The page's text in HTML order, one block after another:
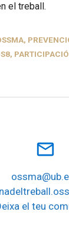
el treball.
,
,
mail_outline
el teu